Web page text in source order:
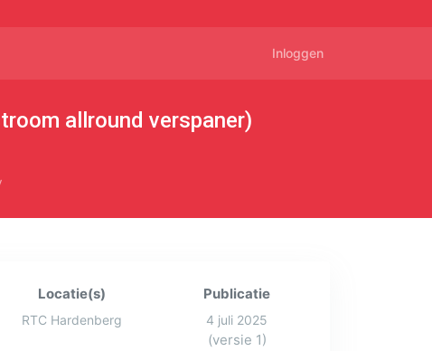
Inloggen
allround verspaner)
Locatie(s)
RTC Hardenberg
Publicatie
4 juli 2025
(versie 1)